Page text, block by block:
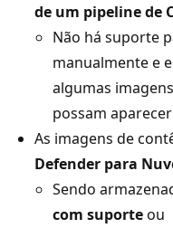
de um pipeline de
Não há suporte
manualmente e
algumas
possam
As imagens de
Defender para
Sendo
com suporteou